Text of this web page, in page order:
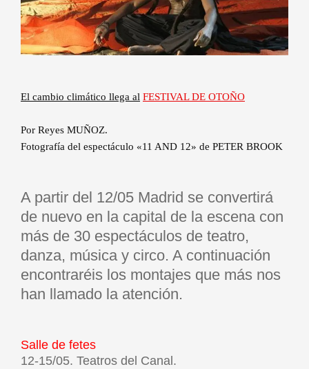
El cambio climático llega al FESTIVAL DE OTOÑO
Por Reyes MUÑOZ.
Fotografía del espectáculo «11 AND 12» de PETER BROOK
A partir del 12/05 Madrid se convertirá
de nuevo en la capital de la escena con
más de 30 espectáculos de teatro,
danza, música y circo. A continuación
encontraréis los montajes que más nos
han llamado la atención.
Salle de fetes
12-15/05. Teatros del Canal.